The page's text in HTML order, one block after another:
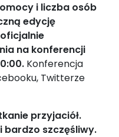
i liczba osób
edycję
na konferencji
Konferencja
Twitterze
przyjaciół.
bardzo szczęśliwy.